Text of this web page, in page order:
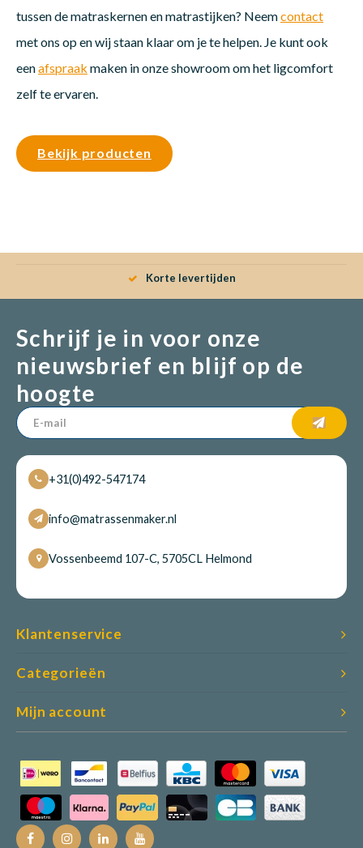
tussen de matraskernen en matrastijken? Neemcontact
met ons op en wij staan klaar om je te helpen. Je kunt ook
eenafspraak maken in onze showroom om het ligcomfort
zelf te ervaren.
Bekijk producten
Korte levertijden
Schrijf je in voor onze
nieuwsbrief en blijf op de
hoogte
+31(0)492-547174
info@matrassenmaker.nl
Vossenbeemd 107-C, 5705CL Helmond
Categorieën
Klantenservice
Mijn account